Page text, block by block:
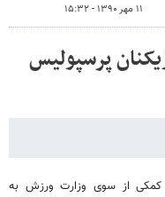
۱۱ مهر ۱۳۹۰ - ۱۵:۳۲
پرسپولیس
کمکی از سوی وزارت ورزش به